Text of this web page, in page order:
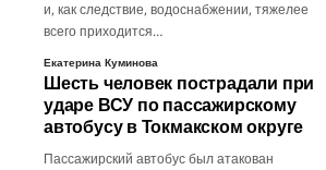
и, как следствие, водоснабжении, тяжелее
всего приходится…
Екатерина Куминова
Шесть человек пострадали при
ударе ВСУ по пассажирскому
автобусу в Токмакском округе
Пассажирский автобус был атакован